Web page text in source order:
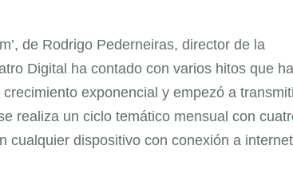
de Rodrigo Pederneiras, director de la
Digital ha contado con varios hitos que
exponencial y empezó a
realiza un ciclo temático mensual con
cualquier dispositivo con conexión a